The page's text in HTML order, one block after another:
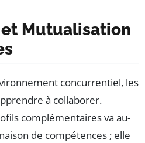
Mutualisation
concurrentiel, les
à collaborer.
complémentaires va au-
de compétences ; elle